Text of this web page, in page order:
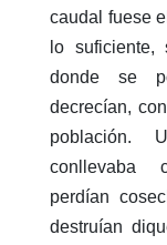
caudal fuese
lo
donde se
decrecían,
población.
conllevaba
perdían
destruían